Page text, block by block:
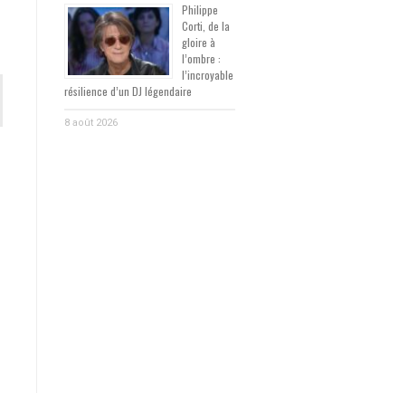
Philippe
Corti, de la
gloire à
l’ombre :
l’incroyable
résilience d’un DJ légendaire
8 août 2026